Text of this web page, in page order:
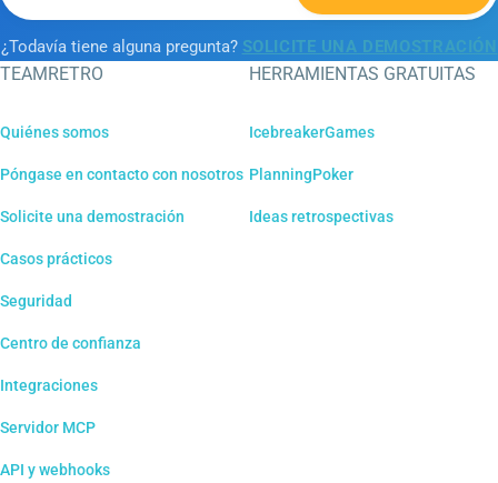
¿Todavía tiene alguna pregunta? SOLICITE UNA DEMOSTRACIÓN
TEAMRETRO
Quiénes somos
Póngase en contacto con nosotros
Solicite una demostración
Casos prácticos
Seguridad
Centro de confianza
Integraciones
Servidor MCP
API y webhooks
HERRAMIENTAS GRATUITAS
IcebreakerGames
PlanningPoker
Ideas retrospectivas